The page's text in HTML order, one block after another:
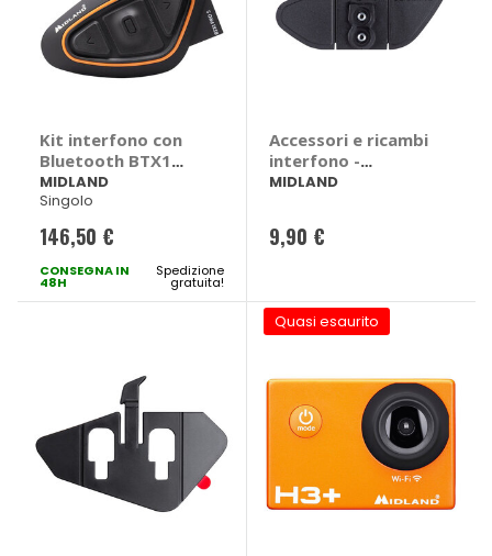
Kit interfono con
Bluetooth BTX1
PRO S - MIDLAND
MIDLAND
Singolo
146,50 €
CONSEGNA IN
48H
Spedizione
gratuita!
Accessori e ricambi
interfono -
MIDLAND
MIDLAND
9,90 €
Quasi esaurito